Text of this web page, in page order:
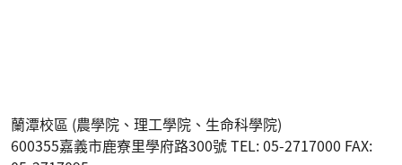
蘭潭校區 (農學院、理工學院、生命科學院)
600355嘉義市鹿寮里學府路300號 TEL: 05-2717000 FAX: